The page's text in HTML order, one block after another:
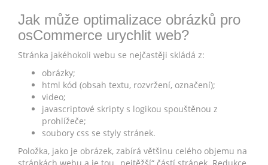
Jak může optimalizace obrázků pro
osCommerce urychlit web?
Stránka jakéhokoli webu se nejčastěji skládá z:
obrázky;
html kód (obsah textu, rozvržení, označení);
video;
javascriptové skripty s logikou spouštěnou z
prohlížeče;
soubory css se styly stránek.
Položka, jako je obrázek, zabírá většinu celého objemu na